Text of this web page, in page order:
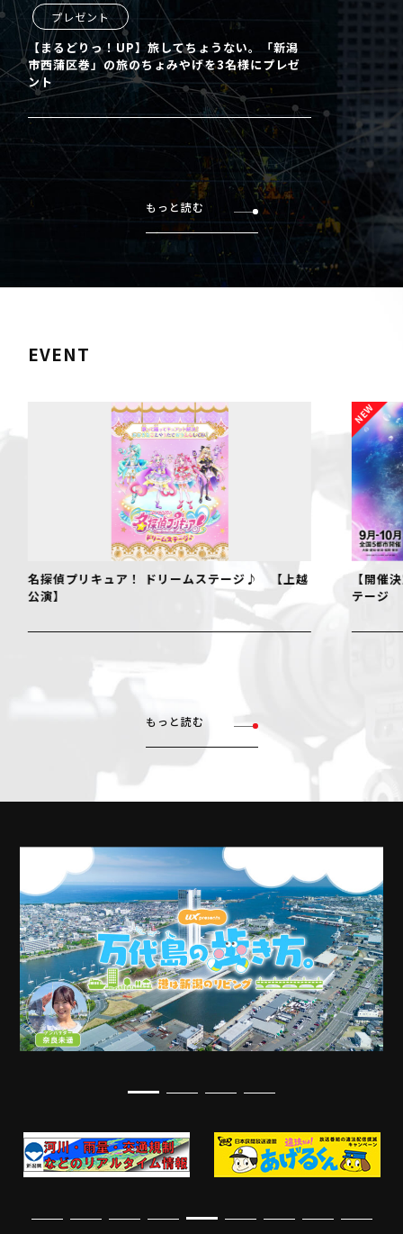
プレゼント
【まるどりっ！UP】旅してちょうない。「新潟
市西蒲区巻」の旅のちょみやげを3名様にプレゼ
ント
もっと読む
EVENT
名探偵プリキュア！ ドリームステージ♪ 【上越
公演】
【開催
テージ
もっと読む